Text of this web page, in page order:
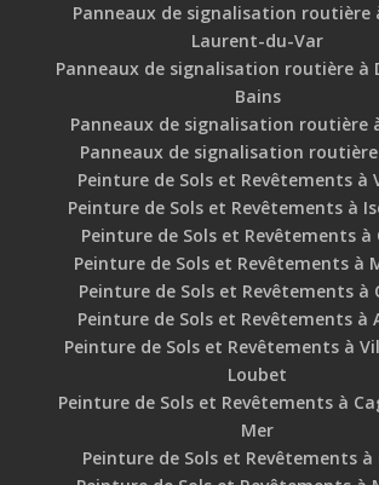
Panneaux de signalisation routière
Laurent-du-Var
Panneaux de signalisation routière à
Bains
Panneaux de signalisation routière
Panneaux de signalisation
Peinture de Sols et Revêtements à
Peinture de Sols et Revêtements à
Peinture de Sols et Revêtements à
Peinture de Sols et Revêtements à
Peinture de Sols et Revêtements à
Peinture de Sols et Revêtements à
Peinture de Sols et Revêtements à
Loubet
Peinture de Sols et Revêtements à
Mer
Peinture de Sols et Revêtements à